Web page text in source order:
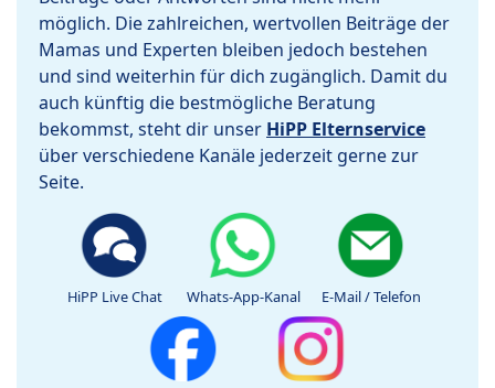
möglich. Die zahlreichen, wertvollen Beiträge der
Mamas und Experten bleiben jedoch bestehen
und sind weiterhin für dich zugänglich. Damit du
auch künftig die bestmögliche Beratung
bekommst, steht dir unser HiPP Elternservice
über verschiedene Kanäle jederzeit gerne zur
Seite.
HiPP Live Chat Whats-App-Kanal E-Mail / Telefon